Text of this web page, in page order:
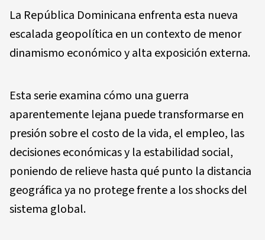
La República Dominicana enfrenta esta nueva
escalada geopolítica en un contexto de menor
dinamismo económico y alta exposición externa.
Esta serie examina cómo una guerra
aparentemente lejana puede transformarse en
presión sobre el costo de la vida, el empleo, las
decisiones económicas y la estabilidad social,
poniendo de relieve hasta qué punto la distancia
geográfica ya no protege frente a los shocks del
sistema global.